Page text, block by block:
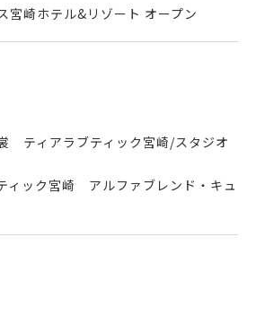
宮崎ホテル&リゾート オープン
ティアラブティック宮崎/スタジオ
ィック宮崎 アルファブレンド・キュ